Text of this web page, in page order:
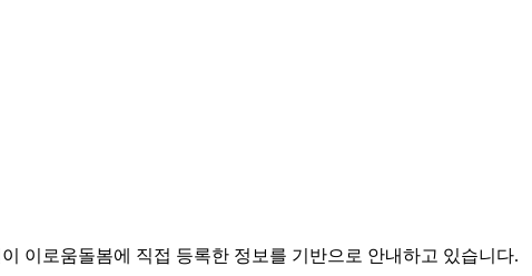
이로움돌봄에 직접 등록한 정보를 기반으로 안내하고 있습니다.